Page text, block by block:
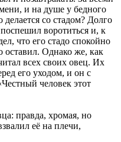
и на душе у бедного
делается со стадом? Долго
воротиться и, к
что его стадо спокойно
оставил. Однако же, как
всех своих овец. Их
его уходом, и он с
человек этот
правда, хромая, но
её на плечи,